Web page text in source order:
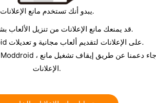
يبدو أنك تستخدم مانع الإعلانات.
* قد يمنعك مانع الإعلانات من تنزيل الألعاب بشكل طبيعي.
* تعتمد Moddroid على الإعلانات لتقديم ألعاب مجانية و تعديلات.
الإعلانات.